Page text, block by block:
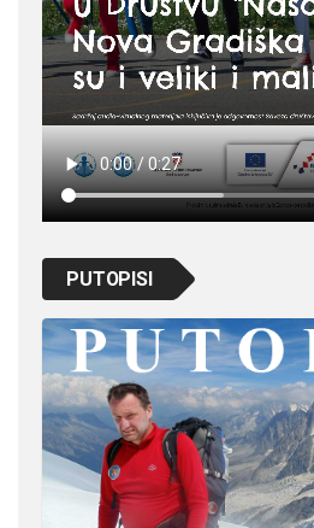
PUTOPISI